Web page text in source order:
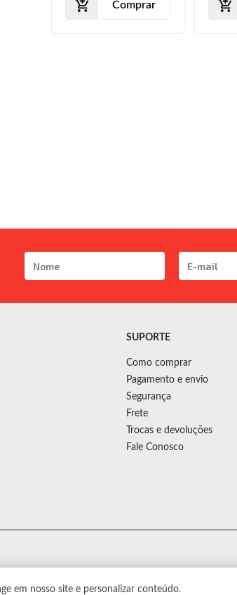
Comprar
em nosso site e personalizar conteúdo.
SUPORTE
Como comprar
Pagamento e envio
Segurança
Frete
Trocas e devoluções
Fale Conosco